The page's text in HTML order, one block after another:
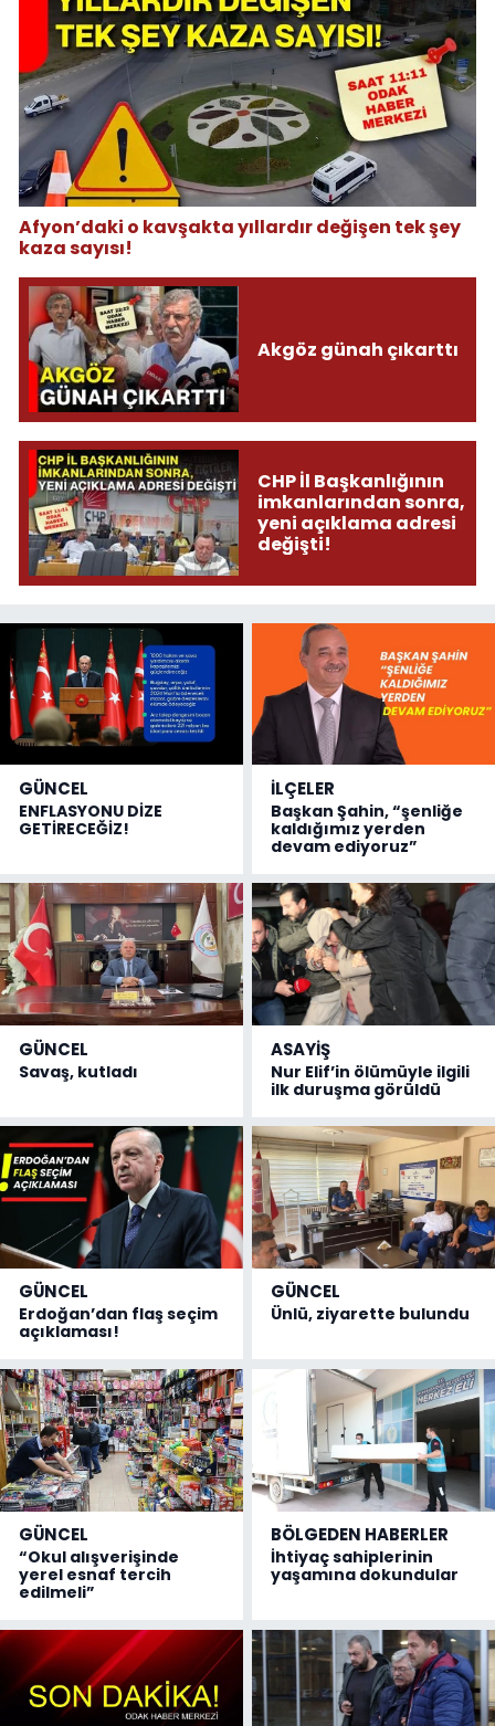
Afyon’daki o kavşakta yıllardır değişen tek şey
kaza sayısı!
Akgöz günah çıkarttı
CHP İl Başkanlığının
imkanlarından sonra,
yeni açıklama adresi
değişti!
GÜNCEL
ENFLASYONU DİZE
GETİRECEĞİZ!
İLÇELER
Başkan Şahin, “şenliğe
kaldığımız yerden
devam ediyoruz”
GÜNCEL
Savaş, kutladı
ASAYİŞ
Nur Elif’in ölümüyle ilgili
ilk duruşma görüldü
GÜNCEL
Erdoğan’dan flaş seçim
açıklaması!
GÜNCEL
Ünlü, ziyarette bulundu
GÜNCEL
“Okul alışverişinde
yerel esnaf tercih
edilmeli”
BÖLGEDEN HABERLER
İhtiyaç sahiplerinin
yaşamına dokundular